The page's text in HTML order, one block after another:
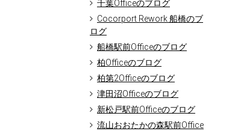
千葉Officeのブログ
Cocorport Rework 船橋のブ
ログ
船橋駅前Officeのブログ
柏Officeのブログ
柏第2Officeのブログ
津田沼Officeのブログ
新松戸駅前Officeのブログ
流山おおたかの森駅前Office